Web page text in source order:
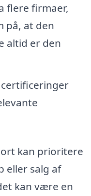
flere firmaer,
på, at den
altid er den
kan prioritere
eller salg af
kan være en